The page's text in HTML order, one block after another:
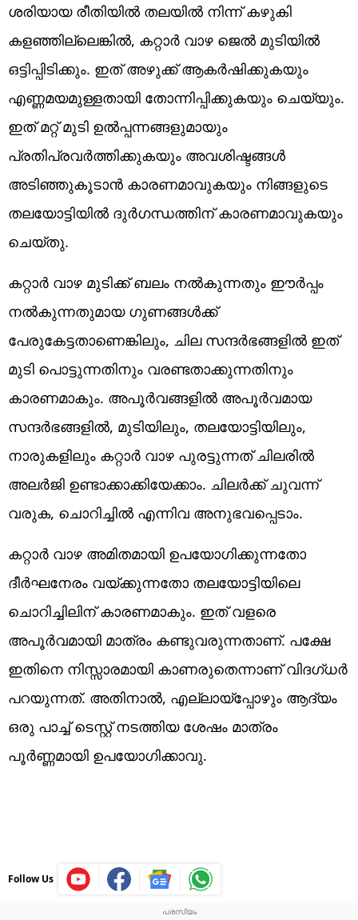
ശരിയായ രീതിയിൽ തലയിൽ നിന്ന് കഴുകി
കളഞ്ഞില്ലെങ്കിൽ, കറ്റാർ വാഴ ജെൽ മുടിയിൽ
ഒട്ടിപ്പിടിക്കും. ഇത് അഴുക്ക് ആകർഷിക്കുകയും
എണ്ണമയമുള്ളതായി തോന്നിപ്പിക്കുകയും ചെയ്യും.
ഇത് മറ്റ് മുടി ഉൽപ്പന്നങ്ങളുമായും
പ്രതിപ്രവർത്തിക്കുകയും അവശിഷ്ടങ്ങൾ
അടിഞ്ഞുകൂടാൻ കാരണമാവുകയും നിങ്ങളുടെ
തലയോട്ടിയിൽ ദുർഗന്ധത്തിന് കാരണമാവുകയും
ചെയ്തു.
കറ്റാർ വാഴ മുടിക്ക് ബലം നൽകുന്നതും ഈർപ്പം
നൽകുന്നതുമായ ഗുണങ്ങൾക്ക്
പേരുകേട്ടതാണെങ്കിലും, ചില സന്ദർഭങ്ങളിൽ ഇത്
മുടി പൊട്ടുന്നതിനും വരണ്ടതാക്കുന്നതിനും
കാരണമാകും. അപൂർവങ്ങളിൽ അപൂർവമായ
സന്ദർഭങ്ങളിൽ, മുടിയിലും, തലയോട്ടിയിലും,
നാരുകളിലും കറ്റാർ വാഴ പുരട്ടുന്നത് ചിലരിൽ
അലർജി ഉണ്ടാക്കാക്കിയേക്കാം. ചിലർക്ക് ചുവന്ന്
വരുക, ചൊറിച്ചിൽ എന്നിവ അനുഭവപ്പെടാം.
കറ്റാർ വാഴ അമിതമായി ഉപയോഗിക്കുന്നതോ
ദീർഘനേരം വയ്ക്കുന്നതോ തലയോട്ടിയിലെ
ചൊറിച്ചിലിന് കാരണമാകും. ഇത് വളരെ
അപൂർവമായി മാത്രം കണ്ടുവരുന്നതാണ്. പക്ഷേ
ഇതിനെ നിസ്സാരമായി കാണരുതെന്നാണ് വിദ​ഗ്ധർ
പറയുന്നത്. അതിനാൽ, എല്ലായ്പ്പോഴും ആദ്യം
ഒരു പാച്ച് ടെസ്റ്റ് നടത്തിയ ശേഷം മാത്രം
പൂർണ്ണമായി ഉപയോ​ഗിക്കാവു.
Follow Us